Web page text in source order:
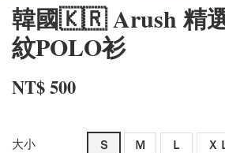
韓國🇰🇷 Arush 精
紋POLO衫
NT$ 500
大小 Ｓ Ｍ Ｌ Ｘ